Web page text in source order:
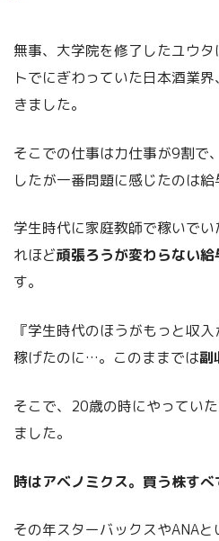
無事、大学院を修了したユウ
トでにぎわっていた日本酒業
きました。
そこでの仕事は力仕事が9割で
したが一番問題に感じたのは給
学生時代に家庭教師で稼いで
れほど頑張ろうが変わらない給
す。
『学生時代のほうがもっと収
稼げたのに…。このままでは副
そこで、20歳の時にやってい
ました。
時はアベノミクス。買う株すべ
その年スターバックスやANA